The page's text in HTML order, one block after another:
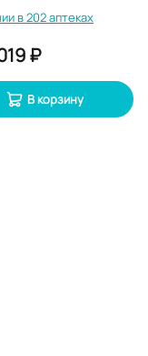
в 202 аптеках
₽
В корзину